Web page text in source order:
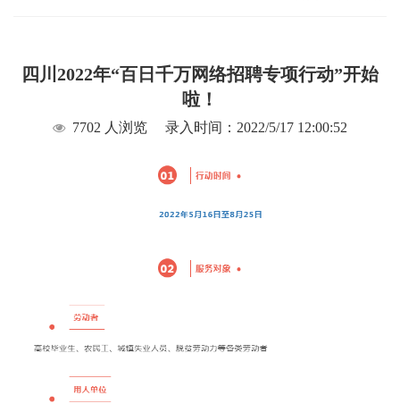
四川2022年“百日千万网络招聘专项行动”开始
啦！
7702 人浏览 录入时间：2022/5/17 12:00:52